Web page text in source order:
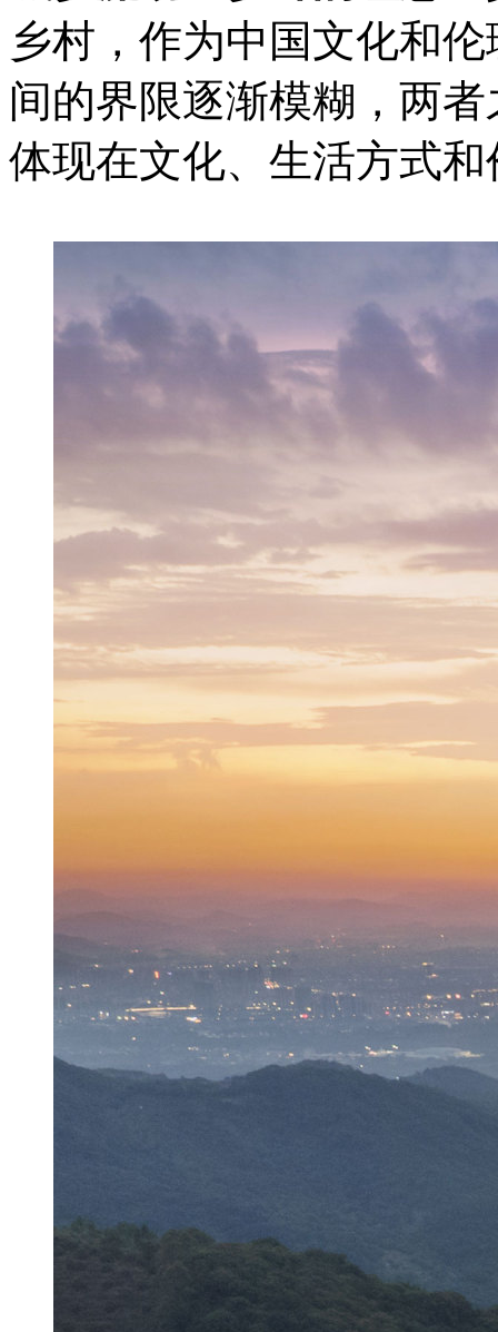
乡村，作为中国文化和
间的界限逐渐模糊，两
体现在文化、生活方式